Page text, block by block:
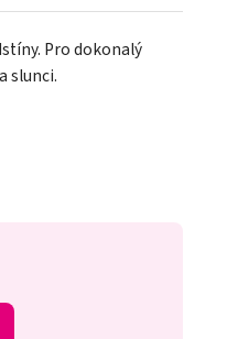
Pro dokonalý
slunci.